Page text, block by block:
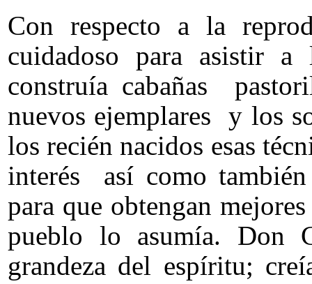
Con respecto a la
cuidadoso para asistir
construía cabañas
nuevos ejemplares y los
los recién nacidos esas
interés así como
para que obtengan
pueblo lo asumía.
grandeza del espíritu;